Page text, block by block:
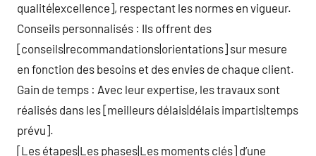
qualité|excellence], respectant les normes en vigueur.
Conseils personnalisés : Ils offrent des
[conseils|recommandations|orientations] sur mesure
en fonction des besoins et des envies de chaque client.
Gain de temps : Avec leur expertise, les travaux sont
réalisés dans les [meilleurs délais|délais impartis|temps
prévu].
[Les étapes|Les phases|Les moments clés] d’une